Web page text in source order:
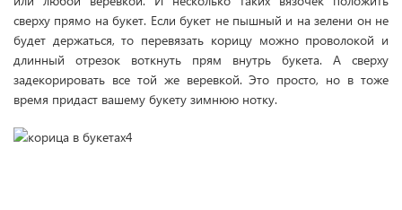
сверху прямо на букет. Если букет не пышный и на зелени он не
будет держаться, то перевязать корицу можно проволокой и
длинный отрезок воткнуть прям внутрь букета. А сверху
задекорировать все той же веревкой. Это просто, но в тоже
время придаст вашему букету зимнюю нотку.